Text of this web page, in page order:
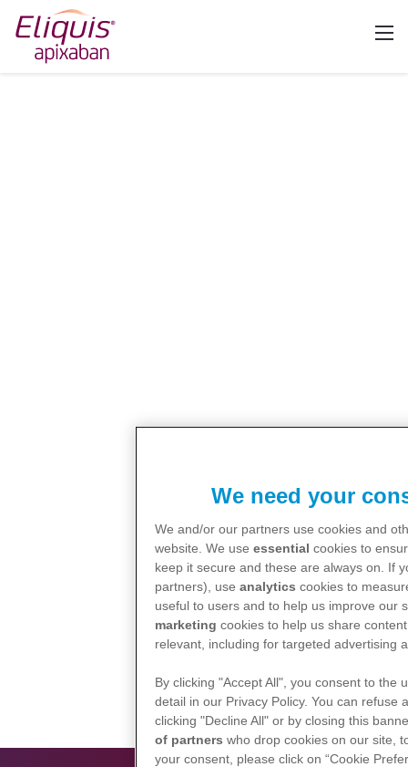
We need your
We and/or our partners use cookies and
website. We use essential cookies to
keep it secure and these are always on. If
partners), use analytics cookies to
useful to users and to help us improve our
marketing cookies to help us share
relevant, including for targeted advertising
By clicking "Accept All", you consent to the
detail in our Privacy Policy. You can refuse
clicking "Decline All" or by closing this
of partners who drop cookies on our site,
your consent, please click on “Cookie